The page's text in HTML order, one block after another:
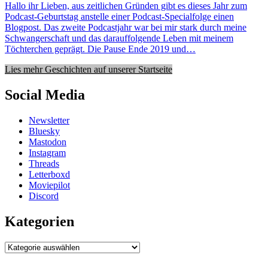
Hallo ihr Lieben, aus zeitlichen Gründen gibt es dieses Jahr zum
Podcast-Geburtstag anstelle einer Podcast-Specialfolge einen
Blogpost. Das zweite Podcastjahr war bei mir stark durch meine
Schwangerschaft und das darauffolgende Leben mit meinem
Töchterchen geprägt. Die Pause Ende 2019 und…
Lies mehr Geschichten auf unserer Startseite
Social Media
Newsletter
Bluesky
Mastodon
Instagram
Threads
Letterboxd
Moviepilot
Discord
Kategorien
Kategorien